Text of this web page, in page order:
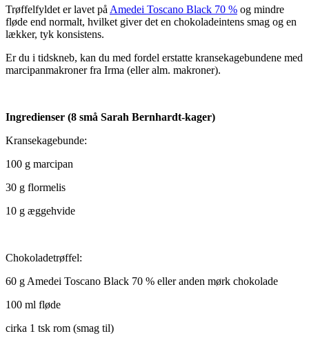
Trøffelfyldet er lavet på Amedei Toscano Black 70 % og mindre
fløde end normalt, hvilket giver det en chokoladeintens smag og en
lækker, tyk konsistens.
Er du i tidskneb, kan du med fordel erstatte kransekagebundene med
marcipanmakroner fra Irma (eller alm. makroner).
Ingredienser (8 små Sarah Bernhardt-kager)
Kransekagebunde:
100 g marcipan
30 g flormelis
10 g æggehvide
Chokoladetrøffel:
60 g Amedei Toscano Black 70 % eller anden mørk chokolade
100 ml fløde
cirka 1 tsk rom (smag til)